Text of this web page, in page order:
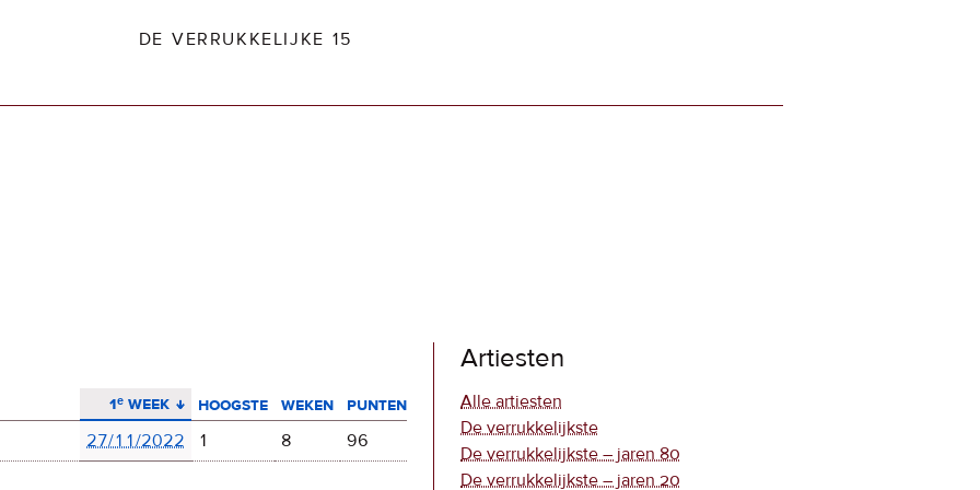
DE VERRUKKELIJKE 15
1ᵉ week
aflopend sorteren hoogste weken
punten
27/11/2022 1 8
96
Artiesten
Alle artiesten
De verrukkelijkste
De verrukkelijkste – jaren 80
De verrukkelijkste – jaren 20